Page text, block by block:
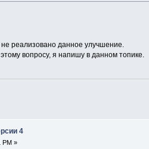
реализовано данное улучшение.
вопросу, я напишу в данном топике.
4
PM »